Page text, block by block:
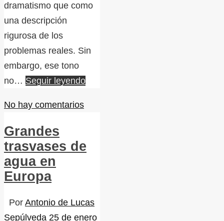
dramatismo que como
una descripción
rigurosa de los
problemas reales. Sin
embargo, ese tono
no… Seguir leyendo
No hay comentarios
Grandes
trasvases de
agua en
Europa
Por Antonio de Lucas
Sepúlveda 25 de enero